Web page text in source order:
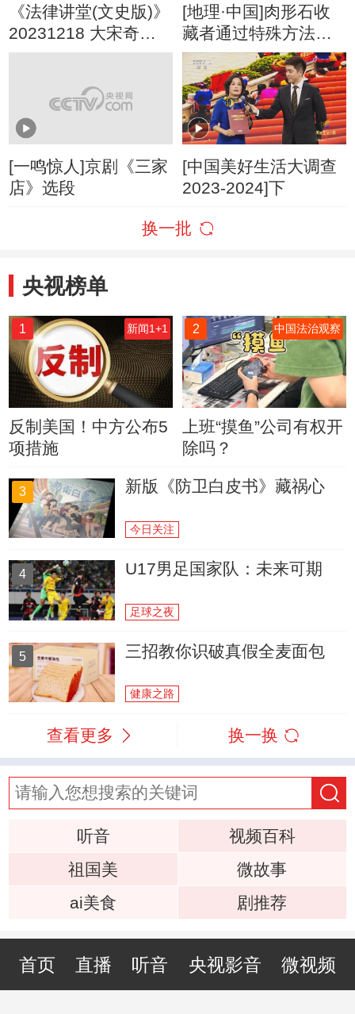
《法律讲堂(文史版)》
20231218 大宋奇案·
玉清昭应宫失火案
[地理·中国]肉形石收
藏者通过特殊方法让
原本灰暗的肉石变得
色彩分明
[一鸣惊人]京剧《三家
店》选段
[中国美好生活大调查
2023-2024]下
换一批
央视榜单
1 新闻1+1
反制美国！中方公布5
项措施
2 中国法治观察
上班“摸鱼”公司有权开
除吗？
3 新版《防卫白皮书》藏祸心
今日关注
4 U17男足国家队：未来可期
足球之夜
5 三招教你识破真假全麦面包
健康之路
查看更多 换一换
听音
视频百科
祖国美
微故事
ai美食
剧推荐
首页 直播 听音 央视影音 微视频